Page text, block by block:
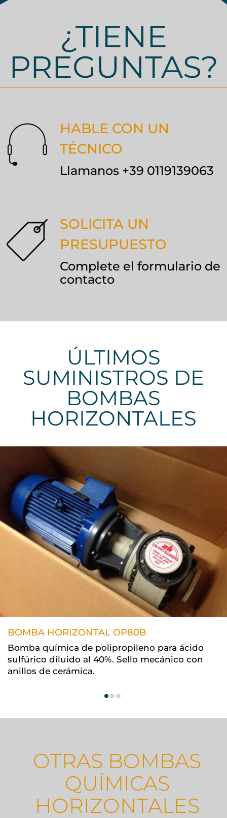
¿TIENE
PREGUNTAS?
HABLE CON UN
TÉCNICO
Llamanos +39 0119139063
SOLICITA UN
PRESUPUESTO
Complete el formulario de
contacto
ÚLTIMOS
SUMINISTROS DE
BOMBAS
HORIZONTALES
BOMBA HORIZONTAL OP80B
Bomba química de polipropileno para ácido
sulfúrico diluido al 40%. Sello mecánico con
anillos de cerámica.
OTRAS BOMBAS
QUÍMICAS
HORIZONTALES